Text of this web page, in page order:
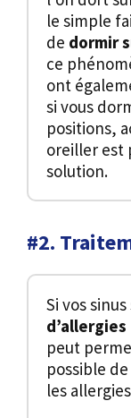
le simple
de dormir
ce
ont
si vous
positions,
oreiller est
solution.
#2.
Si vos
d’allergies
peut
possible
les